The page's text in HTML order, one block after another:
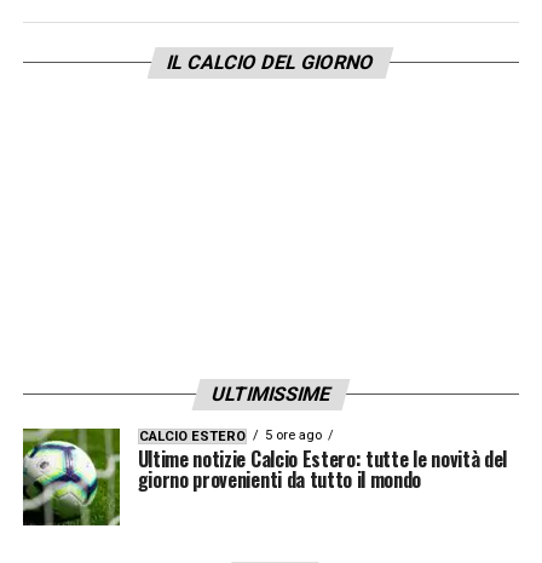
IL CALCIO DEL GIORNO
ULTIMISSIME
CALCIO ESTERO 5 ore ago
Ultime notizie Calcio Estero: tutte le novità del
giorno provenienti da tutto il mondo